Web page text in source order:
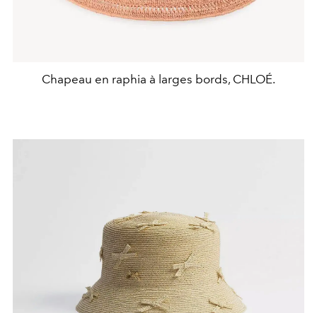
Chapeau en raphia à larges bords, CHLOÉ.